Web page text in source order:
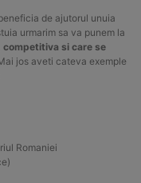
de ajutorul unuia
urmarim sa va punem la
si care se
Mai jos aveti cateva exemple
Romaniei